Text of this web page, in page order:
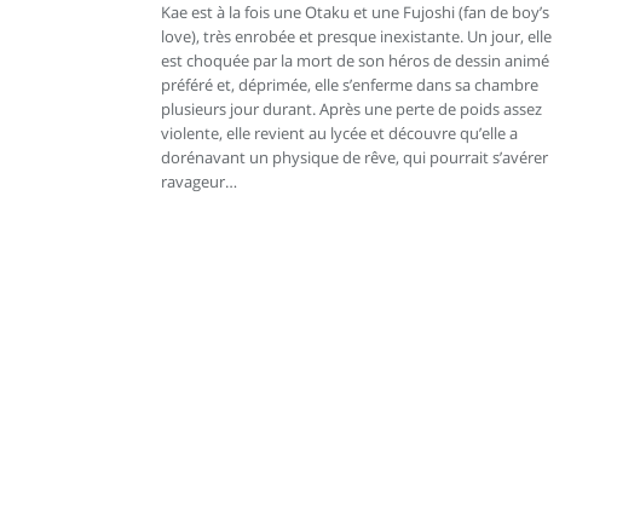
Kae est à la fois une Otaku et une Fujoshi (fan de boy’s
love), très enrobée et presque inexistante. Un jour, elle
est choquée par la mort de son héros de dessin animé
préféré et, déprimée, elle s’enferme dans sa chambre
plusieurs jour durant. Après une perte de poids assez
violente, elle revient au lycée et découvre qu’elle a
dorénavant un physique de rêve, qui pourrait s’avérer
ravageur…